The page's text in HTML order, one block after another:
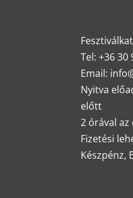
Tel: +36 30
Email:
Nyitva
előtt
2 órával az
Fizetési
Készpénz,